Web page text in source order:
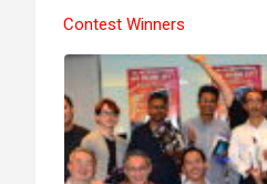
Contest Winners